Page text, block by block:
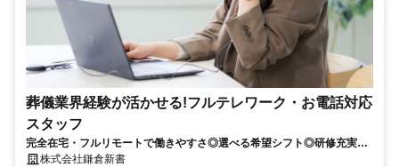
葬儀業界経験が活かせる!フルテレワーク・お電話対応
スタッフ
完全在宅・フルリモートで働きやすさ◎選べる希望シフト◎研修充実だ
から未経験でも安心！平日休みありの完全週休2日制で充実のワークラ
株式会社鎌倉新書